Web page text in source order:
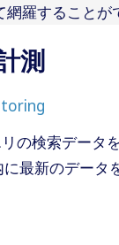
羅することが
測
の検索データ
最新のデータ